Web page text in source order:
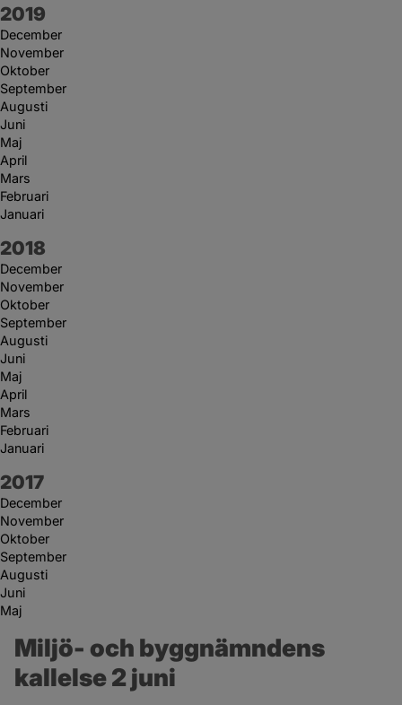
År:
2019
December
November
Oktober
September
Augusti
Juni
Maj
April
Mars
Februari
Januari
År:
2018
December
November
Oktober
September
Augusti
Juni
Maj
April
Mars
Februari
Januari
År:
2017
December
November
Oktober
September
Augusti
Juni
Maj
Miljö- och byggnämndens
kallelse 2 juni